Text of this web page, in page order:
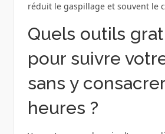
réduit le gaspillage et souvent le
Quels outils
pour suivre
sans y
heures ?